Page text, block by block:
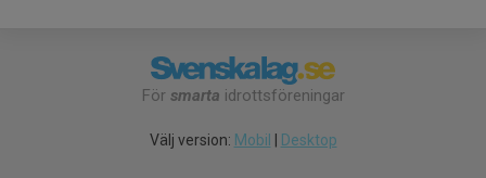
För smarta idrottsföreningar
Välj version: Mobil Desktop